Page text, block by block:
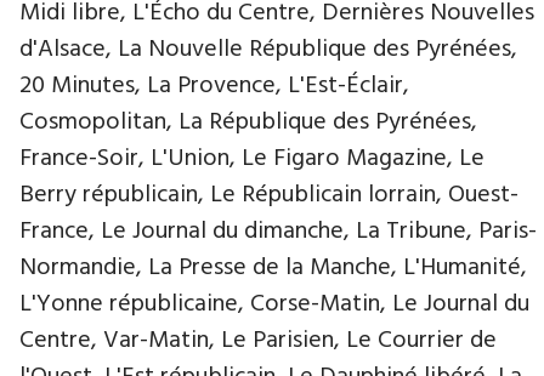
Midi libre, L'Écho du Centre, Dernières Nouvelles
d'Alsace, La Nouvelle République des Pyrénées,
20 Minutes, La Provence, L'Est-Éclair,
Cosmopolitan, La République des Pyrénées,
France-Soir, L'Union, Le Figaro Magazine, Le
Berry républicain, Le Républicain lorrain, Ouest-
France, Le Journal du dimanche, La Tribune, Paris-
Normandie, La Presse de la Manche, L'Humanité,
L'Yonne républicaine, Corse-Matin, Le Journal du
Centre, Var-Matin, Le Parisien, Le Courrier de